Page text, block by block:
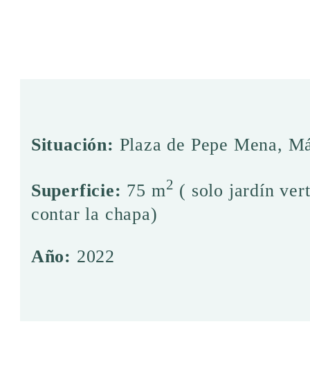
Situación: Plaza de Pepe Mena,
Superficie: 75 m2 ( solo jardín
contar la chapa)
Año: 2022